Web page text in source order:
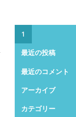
1
最近の投稿
最近のコメント
アーカイブ
カテゴリー